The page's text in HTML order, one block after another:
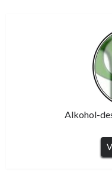
Alkohol-